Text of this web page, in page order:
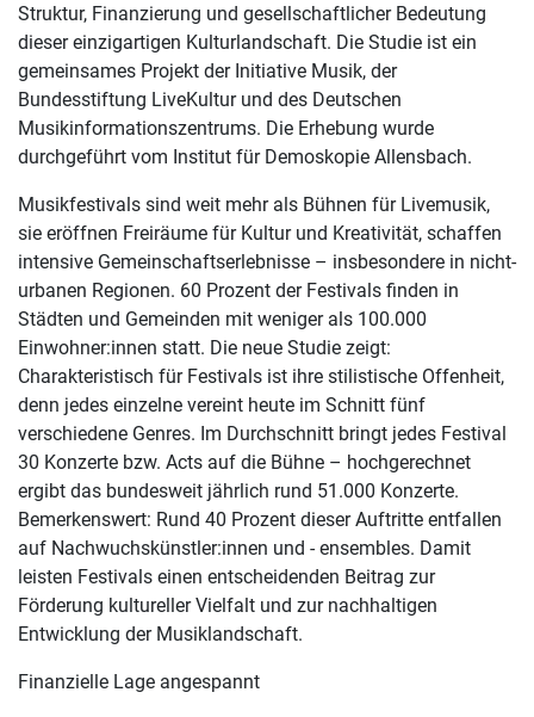
Struktur, Finanzierung und gesellschaftlicher Bedeutung
dieser einzigartigen Kulturlandschaft. Die Studie ist ein
gemeinsames Projekt der Initiative Musik, der
Bundesstiftung LiveKultur und des Deutschen
Musikinformationszentrums. Die Erhebung wurde
durchgeführt vom Institut für Demoskopie Allensbach.
Musikfestivals sind weit mehr als Bühnen für Livemusik,
sie eröffnen Freiräume für Kultur und Kreativität, schaffen
intensive Gemeinschaftserlebnisse – insbesondere in nicht-
urbanen Regionen. 60 Prozent der Festivals finden in
Städten und Gemeinden mit weniger als 100.000
Einwohner:innen statt. Die neue Studie zeigt:
Charakteristisch für Festivals ist ihre stilistische Offenheit,
denn jedes einzelne vereint heute im Schnitt fünf
verschiedene Genres. Im Durchschnitt bringt jedes Festival
30 Konzerte bzw. Acts auf die Bühne – hochgerechnet
ergibt das bundesweit jährlich rund 51.000 Konzerte.
Bemerkenswert: Rund 40 Prozent dieser Auftritte entfallen
auf Nachwuchskünstler:innen und - ensembles. Damit
leisten Festivals einen entscheidenden Beitrag zur
Förderung kultureller Vielfalt und zur nachhaltigen
Entwicklung der Musiklandschaft.
Finanzielle Lage angespannt